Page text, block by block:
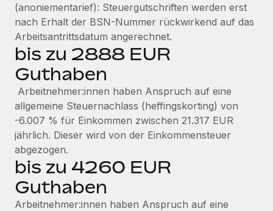
(anoniementarief): Steuergutschriften werden erst
nach Erhalt der BSN-Nummer rückwirkend auf das
Arbeitsantrittsdatum angerechnet.
bis zu 2888 EUR
Guthaben
Arbeitnehmer:innen haben Anspruch auf eine
allgemeine Steuernachlass (heffingskorting) von
-6.007 % für Einkommen zwischen 21.317 EUR
jährlich. Dieser wird von der Einkommensteuer
abgezogen.
bis zu 4260 EUR
Guthaben
Arbeitnehmer:innen haben Anspruch auf eine